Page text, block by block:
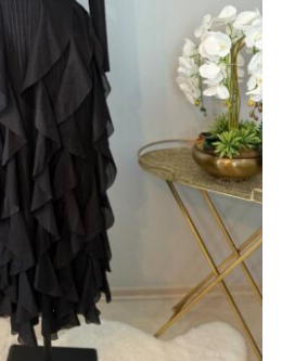
Detaylı Kadın Abiye
Elbise